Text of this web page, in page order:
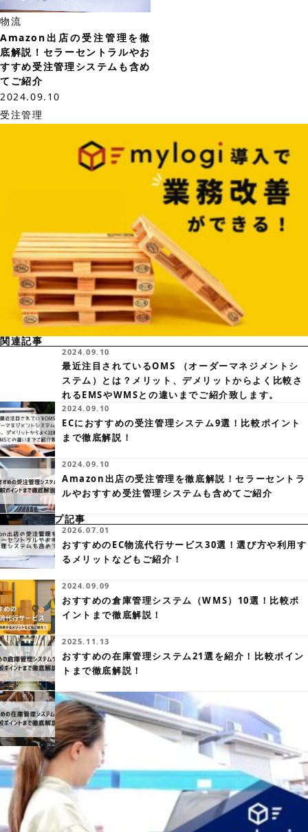
物流
Amazon出店の受注管理を徹
底解説！セラーセントラルやお
すすめ受注管理システムも含め
てご紹介
2024.09.10
受注管理
関連記事
2024.09.10
最近注目されているOMS （オーダーマネジメントシ
ステム）とは？メリット、デメリットからよく比較さ
れるEMSやWMSとの違いまでご紹介致します。
2024.09.10
ECにおすすめの受注管理システム9選！比較ポイント
まで徹底解説！
2024.09.10
Amazon出店の受注管理を徹底解説！セラーセントラ
ルやおすすめ受注管理システムも含めてご紹介
ピックアップ記事
2026.07.01
おすすめのEC物流代行サービス30選！選び方や利用す
るメリットなどもご紹介！
2024.09.09
おすすめの倉庫管理システム（WMS）10選！比較ポ
イントまで徹底解説！
2025.11.13
おすすめの在庫管理システム21選を紹介！比較ポイン
トまで徹底解説！